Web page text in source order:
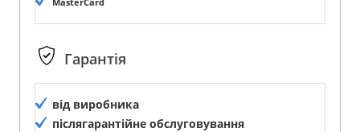
MasterCard
Гарантія
від виробника
післягарантійне обслуговування